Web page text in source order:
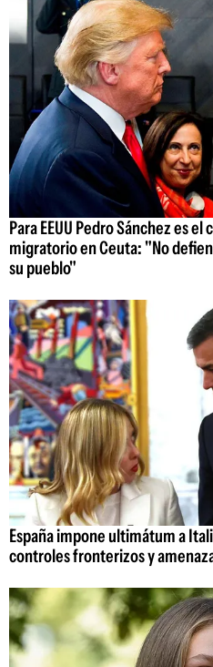
Para EEUU Pedro Sánchez es
migratorio en Ceuta: "No
su pueblo"
España impone ultimátum a
controles fronterizos y